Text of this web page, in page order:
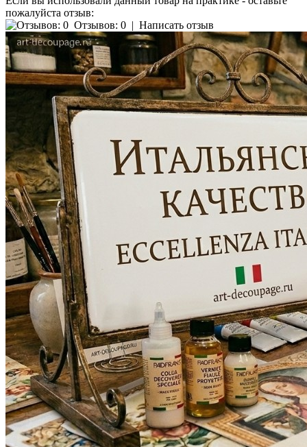
пожалуйста отзыв:
Отзывов: 0 | Написать отзыв